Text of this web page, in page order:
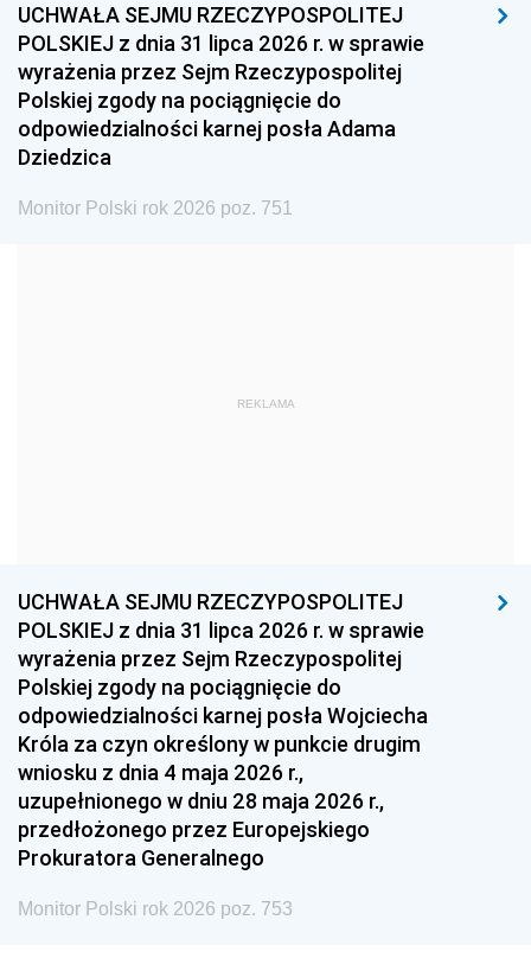
1996 1995 1994
1993 1992 1991
1990 1989
1987 1986 1985
1968
1954 1953 1952
1951 1950 1949
1948 1947
1939 1938 1937
1936 1930
UCHWAŁA SEJMU RZECZYPOSPOLITEJ
POLSKIEJ z dnia 31 lipca 2026 r. w sprawie
wyrażenia przez Sejm Rzeczypospolitej
Polskiej zgody na pociągnięcie do
odpowiedzialności karnej posła Adama
Dziedzica
Monitor Polski rok 2026 poz. 751
REKLAMA
UCHWAŁA SEJMU RZECZYPOSPOLITEJ
POLSKIEJ z dnia 31 lipca 2026 r. w sprawie
wyrażenia przez Sejm Rzeczypospolitej
Polskiej zgody na pociągnięcie do
odpowiedzialności karnej posła Wojciecha
Króla za czyn określony w punkcie drugim
wniosku z dnia 4 maja 2026 r.,
uzupełnionego w dniu 28 maja 2026 r.,
przedłożonego przez Europejskiego
Prokuratora Generalnego
Monitor Polski rok 2026 poz. 753